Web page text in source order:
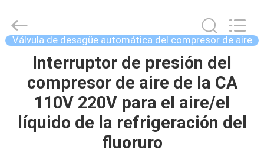
CASA
PRODUCTOS
Hardware
Ltd.
All
Válvula de desagüe automática del compresor de aire
Interruptor de presión del
compresor de aire de la CA
110V 220V para el aire/el
líquido de la refrigeración del
fluoruro